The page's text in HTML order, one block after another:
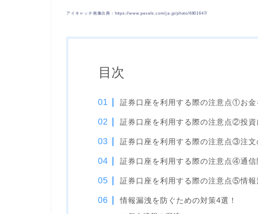
アイキャッチ画像出典：https://www.pexels.com/ja-jp/photo/6801647/
目次
証券口座を利用する際の注意点①お
証券口座を利用する際の注意点②投資
証券口座を利用する際の注意点③注文
証券口座を利用する際の注意点④通信
証券口座を利用する際の注意点⑤情報
情報漏洩を防ぐための対策4選！